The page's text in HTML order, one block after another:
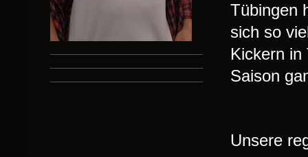
Tübingen
sich so
Kickern in
Saison
Unsere